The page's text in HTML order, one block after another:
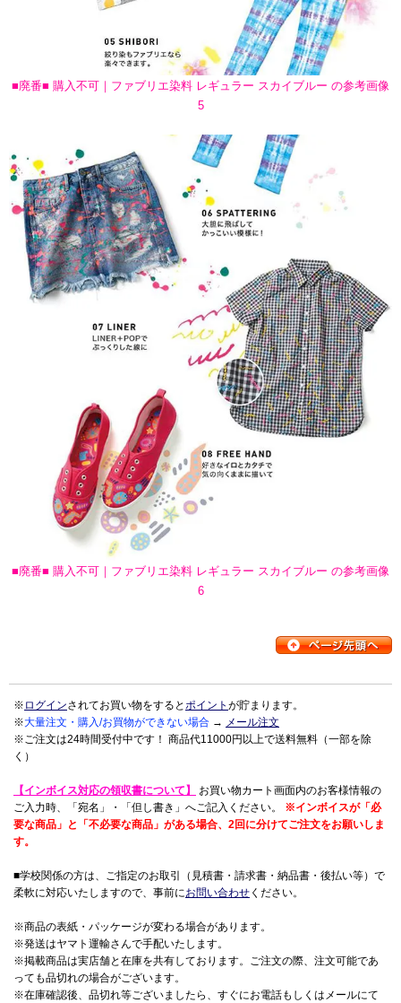
■廃番■ 購入不可｜ファブリエ染料 レギュラー スカイブルー の参考画像
5
■廃番■ 購入不可｜ファブリエ染料 レギュラー スカイブルー の参考画像
6
※ ログインされてお買い物をするとポイント が貯まります。
※大量注文・購入/お買物ができない場合 → メール注文
※ご注文は24時間受付中です！ 商品代11000円以上で送料無料（一部を除
く）
【インボイス対応の領収書について】
お買い物カート画面内のお客様情報の
ご入力時、「宛名」・「但し書き」へご記入ください。 ※インボイスが「必
要な商品」と「不必要な商品」がある場合、2回に分けてご注文をお願いしま
す。
■学校関係の方は、ご指定のお取引（見積書・請求書・納品書・後払い等）で
柔軟に対応いたしますので、事前にお問い合わせ ください。
※商品の表紙・パッケージが変わる場合があります。
※発送はヤマト運輸さんで手配いたします。
※掲載商品は実店舗と在庫を共有しております。ご注文の際、注文可能であ
っても品切れの場合がございます。
※在庫確認後、品切れ等ございましたら、すぐにお電話もしくはメールにて